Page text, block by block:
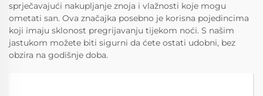
sprječavajući nakupljanje znoja i vlažnosti koje mogu
ometati san. Ova značajka posebno je korisna pojedincima
koji imaju sklonost pregrijavanju tijekom noći. S našim
jastukom možete biti sigurni da ćete ostati udobni, bez
obzira na godišnje doba.